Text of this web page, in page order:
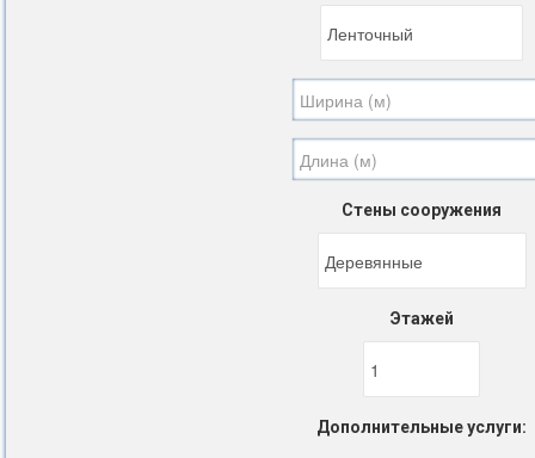
Стены сооружения
Этажей
Дополнительные услуги: